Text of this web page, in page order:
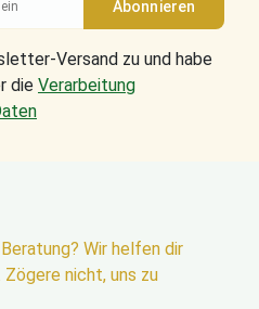
Versand zu und habe
die Verarbeitung
Wir helfen dir
Zögere nicht, uns zu